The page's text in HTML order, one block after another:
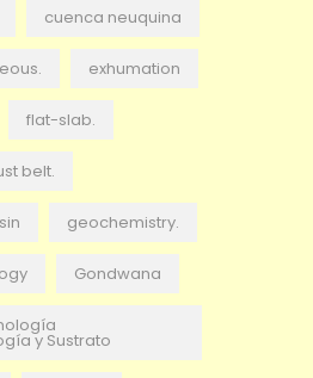
cuenca neuquina
exhumation
flat-slab.
belt.
geochemistry.
Gondwana
y Sustrato